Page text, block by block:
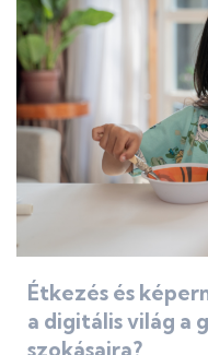
Étkezés és
a digitális világ a
szokásaira?